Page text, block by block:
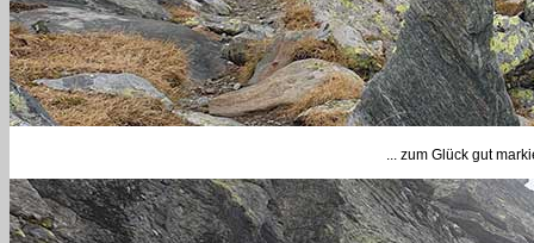
... zum Glück gut